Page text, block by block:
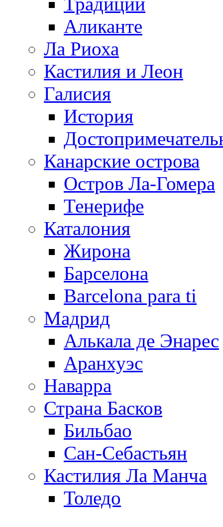
Аликанте
Ла Риоха
Кастилия и Леон
Галисия
История
Канарские острова
Остров Ла-Гомера
Тенерифе
Каталония
Жирона
Барселона
Barcelona para ti
Мадрид
Алькала де Энарес
Аранхуэс
Наварра
Страна Басков
Бильбао
Сан-Себастьян
Кастилия Ла Манча
Толедо